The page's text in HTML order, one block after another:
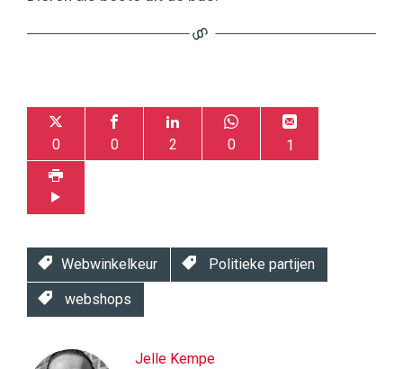
0 0 2 0 1
Webwinkelkeur Politieke partijen
webshops
Jelle Kempe